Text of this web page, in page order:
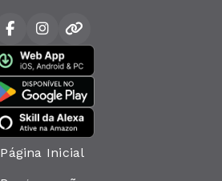
Página Inicial